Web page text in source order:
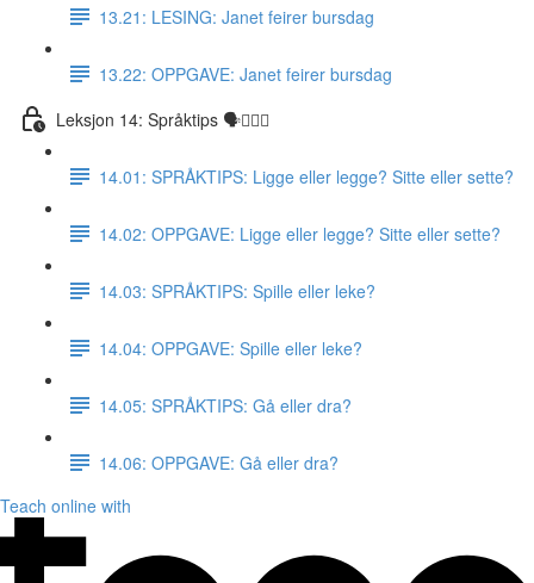
13.21: LESING: Janet feirer bursdag
13.22: OPPGAVE: Janet feirer bursdag
Leksjon 14: Språktips 🗣☝🏼✅
14.01: SPRÅKTIPS: Ligge eller legge? Sitte eller sette?
14.02: OPPGAVE: Ligge eller legge? Sitte eller sette?
14.03: SPRÅKTIPS: Spille eller leke?
14.04: OPPGAVE: Spille eller leke?
14.05: SPRÅKTIPS: Gå eller dra?
14.06: OPPGAVE: Gå eller dra?
Teach online with